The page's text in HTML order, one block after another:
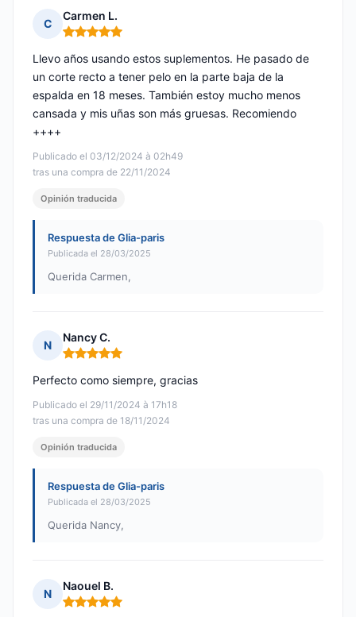
C
Carmen L.
Nota: 5 de 5
Publicado el 03/12/2024 à 02h49
tras una compra de 22/11/2024
Llevo años usando estos suplementos. He pasado de
un corte recto a tener pelo en la parte baja de la
espalda en 18 meses. También estoy mucho menos
cansada y mis uñas son más gruesas. Recomiendo
++++
Opinión traducida
Respuesta de Glia-paris
Publicada el 28/03/2025
Querida Carmen,
N
Nancy C.
Nota: 5 de 5
Publicado el 29/11/2024 à 17h18
tras una compra de 18/11/2024
Perfecto como siempre, gracias
Opinión traducida
Respuesta de Glia-paris
Publicada el 28/03/2025
Querida Nancy,
N
Naouel B.
Nota: 5 de 5